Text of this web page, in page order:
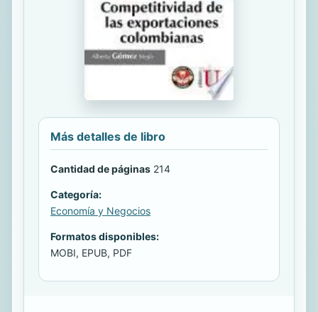
Más detalles de libro
Cantidad de páginas 214
Categoría:
Economía y Negocios
Formatos disponibles:
MOBI, EPUB, PDF